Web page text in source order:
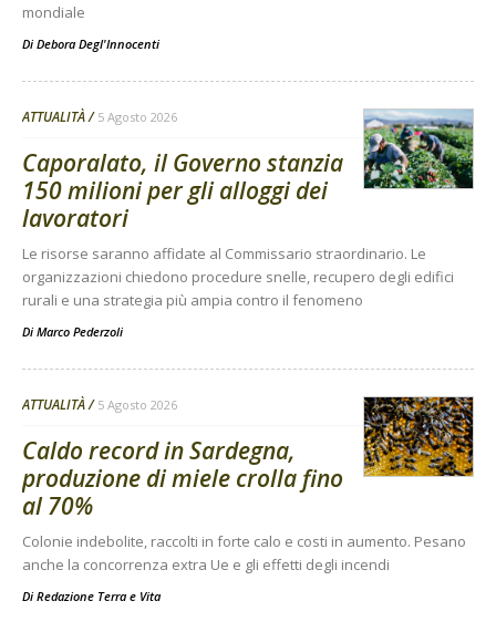
mondiale
Di Debora Degl'Innocenti
ATTUALITÀ 5 Agosto 2026
Caporalato, il Governo stanzia
150 milioni per gli alloggi dei
lavoratori
Le risorse saranno affidate al Commissario straordinario. Le
organizzazioni chiedono procedure snelle, recupero degli edifici
rurali e una strategia più ampia contro il fenomeno
Di Marco Pederzoli
ATTUALITÀ 5 Agosto 2026
Caldo record in Sardegna,
produzione di miele crolla fino
al 70%
Colonie indebolite, raccolti in forte calo e costi in aumento. Pesano
anche la concorrenza extra Ue e gli effetti degli incendi
Di Redazione Terra e Vita